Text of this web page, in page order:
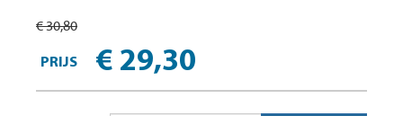
€ 30,80
PRIJS € 29,30